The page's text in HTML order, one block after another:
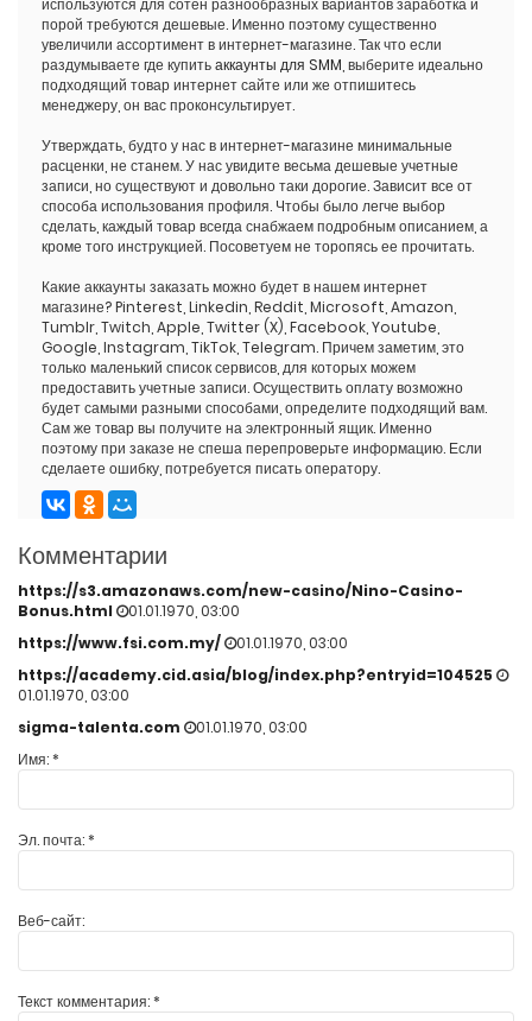
используются для сотен разнообразных вариантов заработка и
порой требуются дешевые. Именно поэтому существенно
увеличили ассортимент в интернет-магазине. Так что если
раздумываете где купитьаккаунты для SMM , выберите идеально
подходящий товар интернет сайте или же отпишитесь
менеджеру, он вас проконсультирует.
Утверждать, будто у нас в интернет-магазине минимальные
расценки, не станем. У нас увидите весьма дешевые учетные
записи, но существуют и довольно таки дорогие. Зависит все от
способа использования профиля. Чтобы было легче выбор
сделать, каждый товар всегда снабжаем подробным описанием, а
кроме того инструкцией. Посоветуем не торопясь ее прочитать.
Какие аккаунты заказать можно будет в нашем интернет
магазине? Pinterest, Linkedin, Reddit, Microsoft, Amazon,
Tumblr, Twitch, Apple, Twitter (X), Facebook, Youtube,
Google, Instagram, TikTok, Telegram. Причем заметим, это
только маленький список сервисов, для которых можем
предоставить учетные записи. Осуществить оплату возможно
будет самыми разными способами, определите подходящий вам.
Сам же товар вы получите на электронный ящик. Именно
поэтому при заказе не спеша перепроверьте информацию. Если
сделаете ошибку, потребуется писать оператору.
Комментарии
https://s3.amazonaws.com/new-casino/Nino-Casino-
Bonus.html
01.01.1970, 03:00
https://www.fsi.com.my/
01.01.1970, 03:00
https://academy.cid.asia/blog/index.php?entryid=104525
01.01.1970, 03:00
sigma-talenta.com
01.01.1970, 03:00
Имя:*
Эл. почта:*
Веб-сайт:
Текст комментария:*